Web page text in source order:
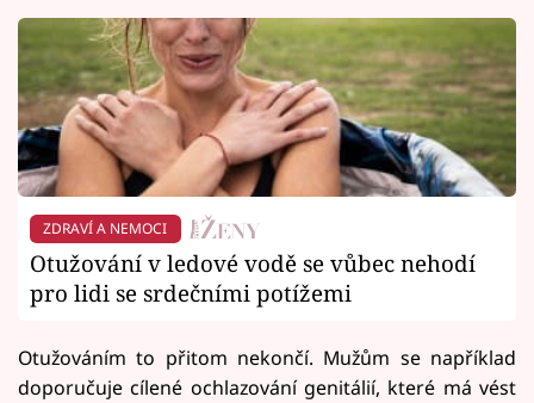
ZDRAVÍ A NEMOCI
Otužování v ledové vodě se vůbec nehodí
pro lidi se srdečními potížemi
Otužováním to přitom nekončí. Mužům se například
doporučuje cílené ochlazování genitálií, které má vést